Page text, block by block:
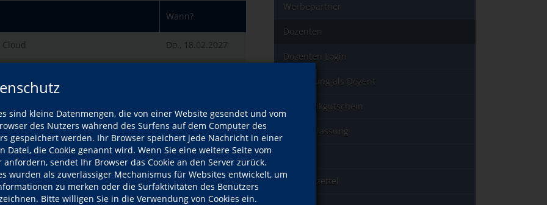
sind kleine Datenmengen, die von einer Website gesendet und vom
des Nutzers während des Surfens auf dem Computer des
gespeichert werden. Ihr Browser speichert jede Nachricht in einer
Datei, die Cookie genannt wird. Wenn Sie eine weitere Seite vom
anfordern, sendet Ihr Browser das Cookie an den Server zurück.
wurden als zuverlässiger Mechanismus für Websites entwickelt, um
zu merken oder die Surfaktivitäten des Benutzers
Bitte willigen Sie in die Verwendung von Cookies ein.
Wann?
Do., 18.02.2027
Medien
mit KI
Fotos Do., 12.11.2026
- Topaz Photo Di., 17.11.2026
Mi., 18.11.2026
Do., 19.11.2026
Werbepartner
Dozenten
Dozenten Login
Bewerbung als Dozent
Geschenkgutschein
AZAV-Zulassung
Wunschzettel